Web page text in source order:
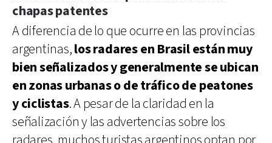
chapas patentes
A diferencia de lo que ocurre en las provincias
argentinas,los radares en Brasil están muy
bien señalizados y generalmente se ubican
en zonas urbanas o de tráfico de peatones
y ciclistas. A pesar de la claridad en la
señalización y las advertencias sobre los